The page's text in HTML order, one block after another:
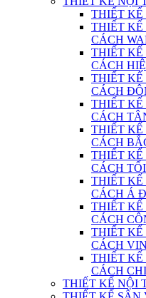
THIẾT KẾ
THIẾT KẾ
CÁCH
THIẾT KẾ
CÁCH
THIẾT KẾ
CÁCH
THIẾT KẾ
CÁCH
THIẾT KẾ
CÁCH
THIẾT KẾ
CÁCH
THIẾT KẾ
CÁCH Á
THIẾT KẾ
CÁCH
THIẾT KẾ
CÁCH
THIẾT KẾ
CÁCH
THIẾT KẾ NỘI